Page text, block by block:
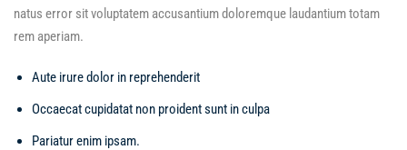
natus error sit voluptatem accusantium doloremque laudantium totam
rem aperiam.
Aute irure dolor in reprehenderit
Occaecat cupidatat non proident sunt in culpa
Pariatur enim ipsam.